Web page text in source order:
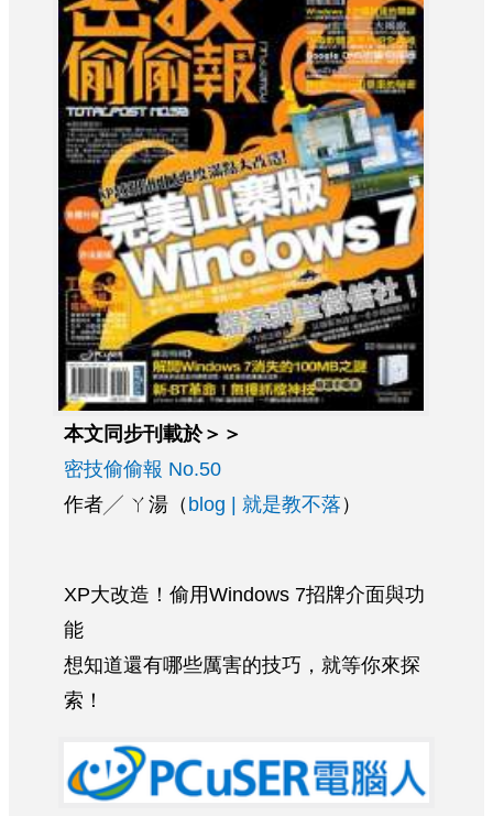
本文同步刊載於＞＞
密技偷偷報 No.50
作者╱ ㄚ湯（ blog | 就是教不落 ）
XP大改造！偷用Windows 7招牌介面與功
能
想知道還有哪些厲害的技巧，就等你來探
索！